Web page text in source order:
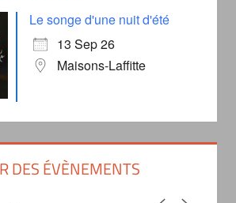
Le songe d'une nuit d'été
13 Sep 26
Maisons-Laffitte
DES ÉVÈNEMENTS